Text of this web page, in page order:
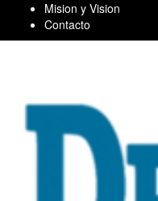
content
Mision y Vision
Contacto